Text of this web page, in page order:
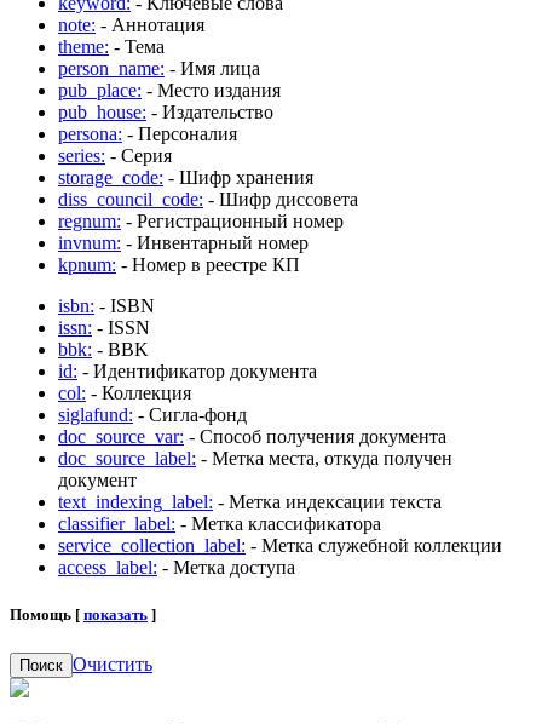
note: - Аннотация
theme: - Тема
person_name: - Имя лица
pub_place: - Место издания
pub_house: - Издательство
persona: - Персоналия
series: - Серия
storage_code: - Шифр хранения
diss_council_code: - Шифр диссовета
regnum: - Регистрационный номер
invnum: - Инвентарный номер
kpnum: - Номер в реестре КП
isbn: - ISBN
issn: - ISSN
bbk: - BBK
id: - Идентификатор документа
col: - Коллекция
siglafund: - Сигла-фонд
doc_source_var: - Способ получения документа
doc_source_label: - Метка места, откуда получен
документ
text_indexing_label: - Метка индексации текста
classifier_label: - Метка классификатора
service_collection_label: - Метка служебной коллекции
access_label: - Метка доступа
Помощь [ показать ]
Поиск Очистить